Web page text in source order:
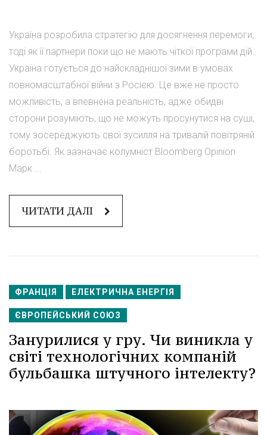
Україна розробила стратегію для досягнення перемоги,
тоді як її партнери поки що не мають чіткої програми дій.
Україна готується до найскладнішої зими в умовах
повномасштабної війни з Росією. Це вже не просто
можливість, а впевнена реальність, адже обидві
сторони розуміють, що не можуть просунутися на суші,
тому зосереджують свої зусилля на тривалій повітряній
боротьбі. Як зазначає колумніст Bloomberg Opinion
Марк ...
ЧИТАТИ ДАЛІ
ФРАНЦІЯ ЕЛЕКТРИЧНА ЕНЕРГІЯ
ЄВРОПЕЙСЬКИЙ СОЮЗ
Занурилися у гру. Чи виникла у
світі технологічних компаній
бульбашка штучного інтелекту?